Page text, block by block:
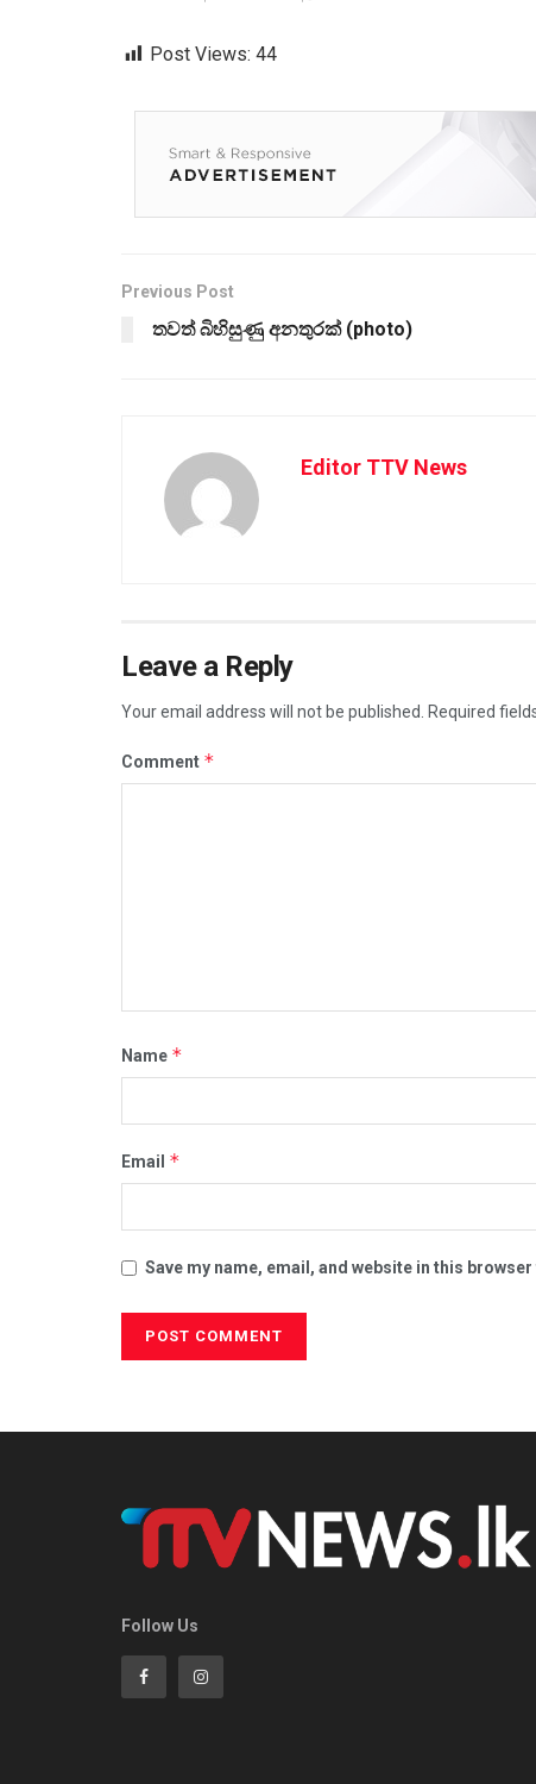
Post Views: 44
Previous Post
තවත් බිහිසුණු අනතුරක් (photo)
Editor TTV News
Leave a Reply
Your email address will not be published. Required
Comment *
Name *
Email *
Save my name, email, and website in this
Follow Us